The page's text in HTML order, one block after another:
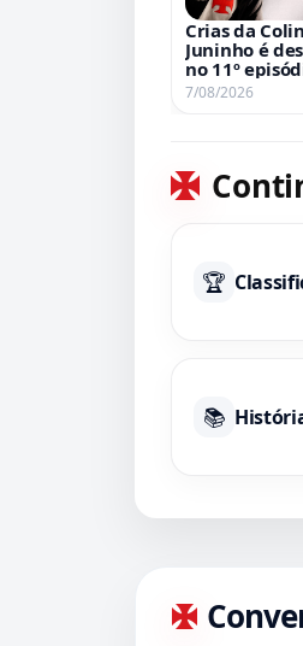
Crias da
Juninho é
no 11º
série da
7/08/2026
🏆
📚